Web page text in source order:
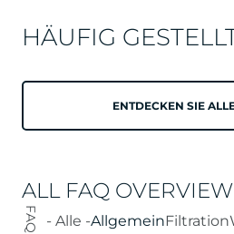
HÄUFIG
ENTDECKEN SIE
ALL FAQ OVERVIEW
FAQ - Alle -AllgemeinFiltration